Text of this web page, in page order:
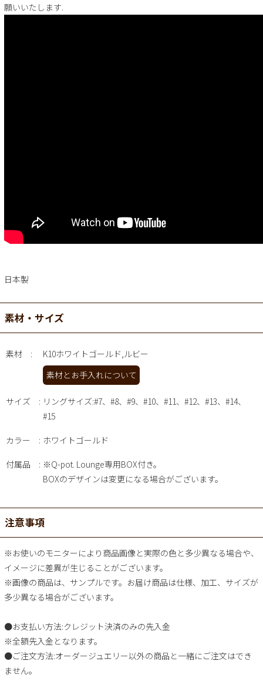
願いいたします.
日本製
素材・サイズ
素材
K10ホワイトゴールド,ルビー
素材とお手入れについて
サイズ
リングサイズ:#7、#8、#9、#10、#11、#12、#13、#14、
#15
カラー ホワイトゴールド
付属品
※Q-pot. Lounge専用BOX付き。
BOXのデザインは変更になる場合がございます。
注意事項
※お使いのモニターにより商品画像と実際の色と多少異なる場合や、
イメージに差異が生じることがございます。
※画像の商品は、サンプルです。お届け商品は仕様、加工、サイズが
多少異なる場合がございます。
●お支払い方法:クレジット決済のみの先入金
※全額先入金となります。
●ご注文方法:オーダージュエリー以外の商品と一緒にご注文はでき
ません。